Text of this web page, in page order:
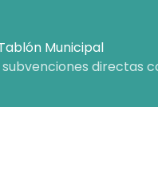
Municipal
directas